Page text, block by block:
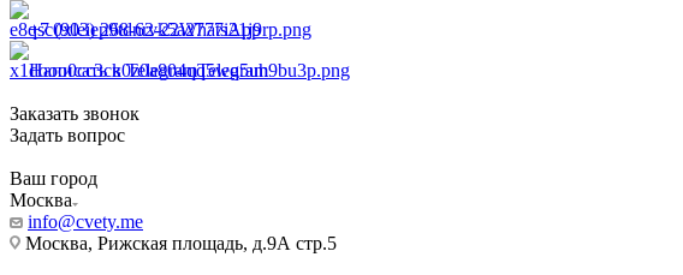
+7 (903) 268-62-22WhatsApp
Написать в TelegramTelegram
Заказать звонок
Задать вопрос
Ваш город
Москва
info@cvety.me
Москва, Рижская площадь, д.9А стр.5